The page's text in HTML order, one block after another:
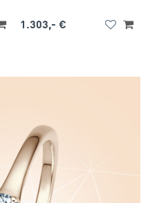
1.303,- €